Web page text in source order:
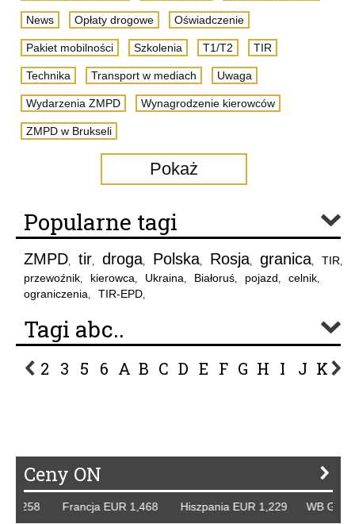
News Opłaty drogowe Oświadczenie
Pakiet mobilności Szkolenia T1/T2 TIR
Technika Transport w mediach Uwaga
Wydarzenia ZMPD Wynagrodzenie kierowców
ZMPD w Brukseli
Pokaż
Popularne tagi
ZMPD, tir, droga, Polska, Rosja, granica, TIR,
przewoźnik, kierowca, Ukraina, Białoruś, pojazd, celnik,
ograniczenia, TIR-EPD,
Tagi abc..
2 3 5 6 A B C D E F G H I J K L
Ceny ON
Francja EUR 1,468 Hiszpania EUR 1,229 WB GBP